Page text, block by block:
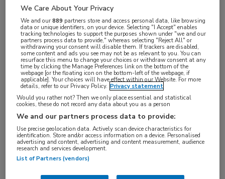
mrt 2017
Vakgebieden:
Hematologie
Aandachtsgebieden:
MM
Tags:
daratumumab
We Care About Your Privacy
We and our889 partners store and access personal data, like browsing
data or unique identifiers, on your device. Selecting "I Accept" enables
tracking technologies to support the purposes shown under "we and our
partners process data to provide," whereas selecting "Reject All" or
withdrawing your consent will disable them. If trackers are disabled,
some content and ads you see may not be as relevant to you. You can
resurface this menu to change your choices or withdraw consent at any
time by clicking the Manage Preferences link on the bottom of the
webpage [or the floating icon on the bottom-left of the webpage, if
applicable]. Your choices will have effect within our Website. For more
details, refer to our Privacy Policy. Privacy statement
Would you rather not? Then we only place essential and statistical
cookies, these do not record any data about you as a person
We and our partners process data to provide:
Use precise geolocation data. Actively scan device characteristics for
identification. Store and/or access information on a device. Personalised
advertising and content, advertising and content measurement, audience
research and services development.
List of Partners (vendors)